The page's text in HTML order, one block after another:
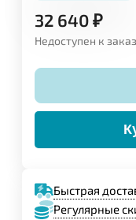
32 640₽
Недоступен к
Быстрая
Регулярные